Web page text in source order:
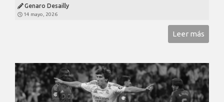
Genaro Desailly
14 mayo, 2026
Leer más